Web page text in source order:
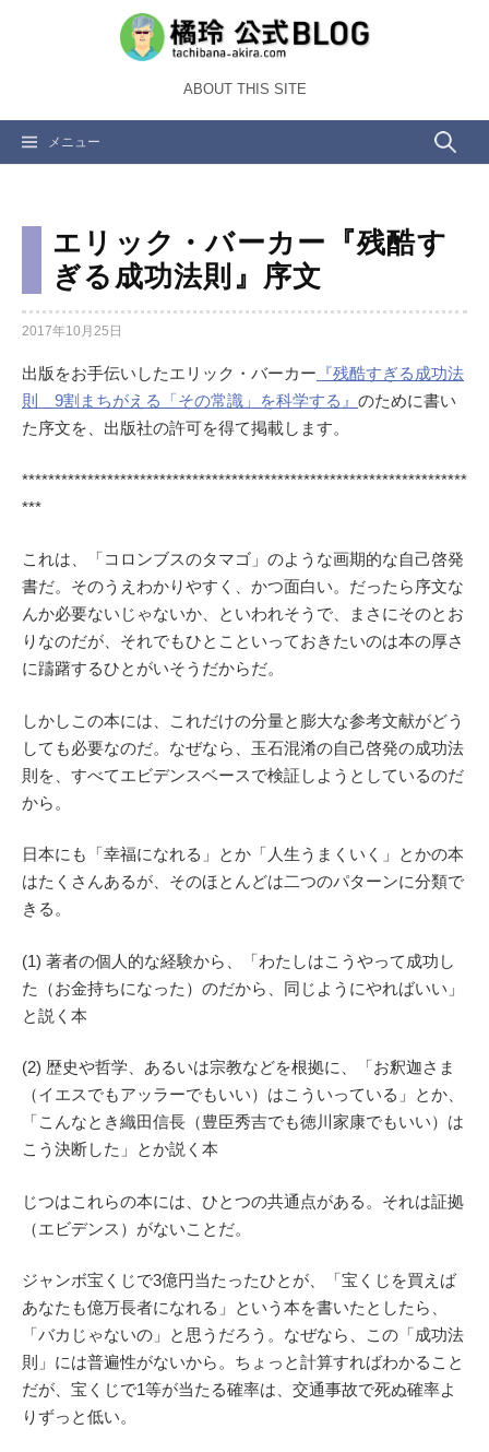
ツ
ABOUT THIS SITE
メニュー 検
エリック・バーカー『残酷す
ぎる成功法則』序文
2017年10月25日
出版をお手伝いしたエリック・バーカー 『残酷すぎる成功法
則 9割まちがえる「その常識」を科学する』 のために書い
た序文を、出版社の許可を得て掲載します。
********************************************************************
***
これは、「コロンブスのタマゴ」のような画期的な自己啓発
書だ。そのうえわかりやすく、かつ面白い。だったら序文な
んか必要ないじゃないか、といわれそうで、まさにそのとお
りなのだが、それでもひとこといっておきたいのは本の厚さ
に躊躇するひとがいそうだからだ。
しかしこの本には、これだけの分量と膨大な参考文献がどう
しても必要なのだ。なぜなら、玉石混淆の自己啓発の成功法
則を、すべてエビデンスベースで検証しようとしているのだ
から。
日本にも「幸福になれる」とか「人生うまくいく」とかの本
はたくさんあるが、そのほとんどは二つのパターンに分類で
きる。
(1) 著者の個人的な経験から、「わたしはこうやって成功し
た（お金持ちになった）のだから、同じようにやればいい」
と説く本
(2) 歴史や哲学、あるいは宗教などを根拠に、「お釈迦さま
（イエスでもアッラーでもいい）はこういっている」とか、
「こんなとき織田信長（豊臣秀吉でも徳川家康でもいい）は
こう決断した」とか説く本
じつはこれらの本には、ひとつの共通点がある。それは証拠
（エビデンス）がないことだ。
ジャンボ宝くじで3億円当たったひとが、「宝くじを買えば
あなたも億万長者になれる」という本を書いたとしたら、
「バカじゃないの」と思うだろう。なぜなら、この「成功法
則」には普遍性がないから。ちょっと計算すればわかること
だが、宝くじで1等が当たる確率は、交通事故で死ぬ確率よ
りずっと低い。